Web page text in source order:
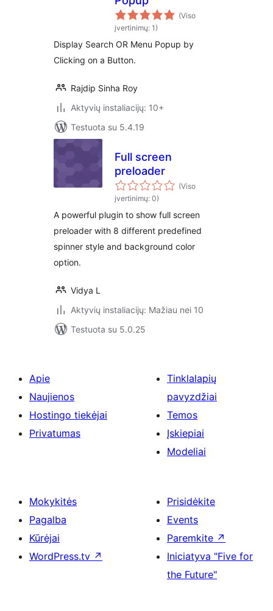
(Viso
įvertinimų: 1)
Display Search OR Menu Popup by
Clicking on a Button.
Rajdip Sinha Roy
Aktyvių instaliacijų: 10+
Testuota su 5.4.19
Full screen
preloader
(Viso
įvertinimų: 0)
A powerful plugin to show full screen
preloader with 8 different predefined
spinner style and background color
option.
Vidya L
Aktyvių instaliacijų: Mažiau nei 10
Testuota su 5.0.25
Apie
Naujienos
Hostingo tiekėjai
Privatumas
Tinklalapių
pavyzdžiai
Temos
Įskiepiai
Modeliai
Mokykitės
Pagalba
Kūrėjai
WordPress.tv ↗
Prisidėkite
Events
Paremkite ↗
Iniciatyva "Five for
the Future"